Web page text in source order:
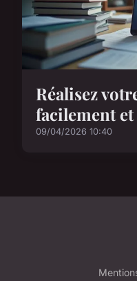
Réalisez
facilement
09/04/2026 10:40